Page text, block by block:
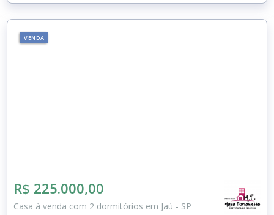
VENDA
R$ 225.000,00
Casa à venda com 2 dormitórios em Jaú - SP